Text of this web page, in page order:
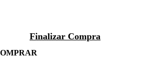
Finalizar Compra